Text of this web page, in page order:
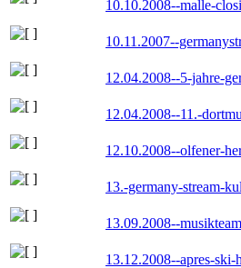
10.10.2008--malle-
10.11.2007--
12.04.2008--5-jahre-
12.04.2008--11.-
12.10.2008--olfener-
13.-germany-stream-
13.09.2008--
13.12.2008--apres-